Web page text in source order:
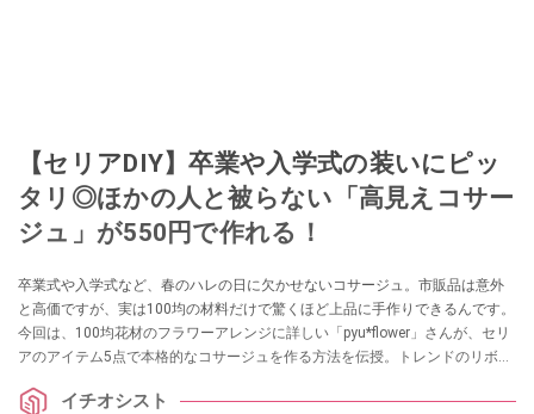
【セリアDIY】卒業や入学式の装いにピッ
タリ◎ほかの人と被らない「高見えコサー
ジュ」が550円で作れる！
卒業式や入学式など、春のハレの日に欠かせないコサージュ。市販品は意外
と高価ですが、実は100均の材料だけで驚くほど上品に手作りできるんです。
今回は、100均花材のフラワーアレンジに詳しい「pyu*flower」さんが、セリ
アのアイテム5点で本格的なコサージュを作る方法を伝授。トレンドのリボン
しくご紹介します。
イチオシスト